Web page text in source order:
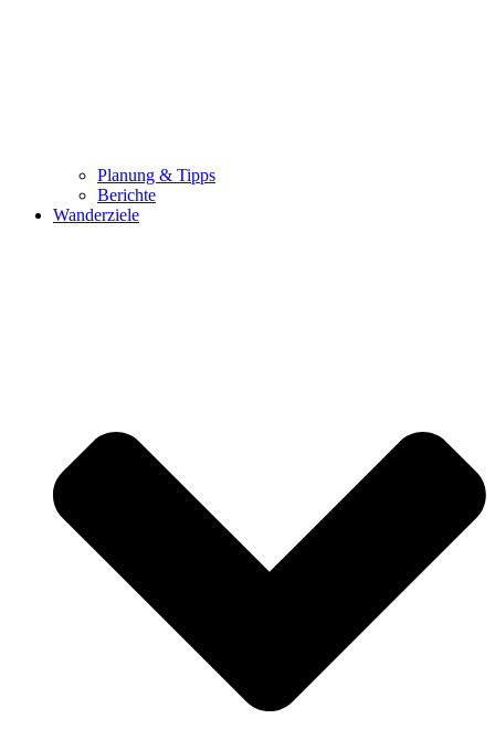
Planung & Tipps
Berichte
Wanderziele